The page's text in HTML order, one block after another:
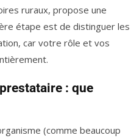
ruraux, propose une
étape est de distinguer les
car votre rôle et vos
: que
(comme beaucoup